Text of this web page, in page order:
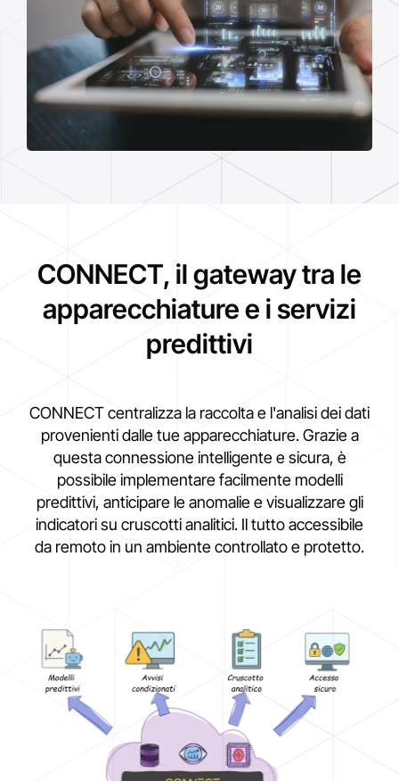
CONNECT, il gateway tra le
apparecchiature e i servizi
predittivi
CONNECT centralizza la raccolta e l'analisi dei dati
provenienti dalle tue apparecchiature. Grazie a
questa connessione intelligente e sicura, è
possibile implementare facilmente modelli
predittivi, anticipare le anomalie e visualizzare gli
indicatori su cruscotti analitici. Il tutto accessibile
da remoto in un ambiente controllato e protetto.